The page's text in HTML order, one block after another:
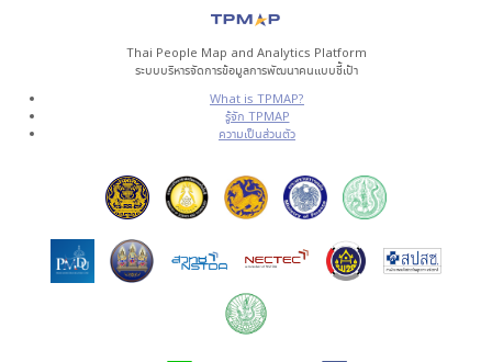
Thai People Map and Analytics Platform
ระบบบริหารจัดการข้อมูลการพัฒนาคนแบบชี้เป้า
What is TPMAP?
รู้จัก TPMAP
ความเป็นส่วนตัว